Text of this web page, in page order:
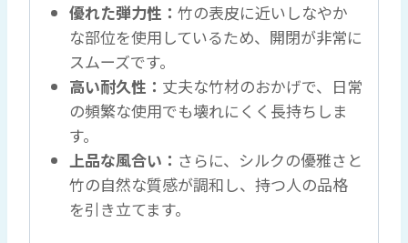
優れた弾力性： 竹の表皮に近いしなやか
な部位を使用しているため、開閉が非常に
スムーズです。
高い耐久性： 丈夫な竹材のおかげで、日常
の頻繁な使用でも壊れにくく長持ちしま
す。
上品な風合い： さらに、シルクの優雅さと
竹の自然な質感が調和し、持つ人の品格
を引き立てます。